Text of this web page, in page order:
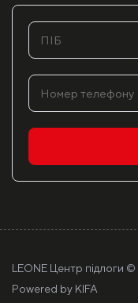
LEONE Центр підлоги
Powered by KIFA